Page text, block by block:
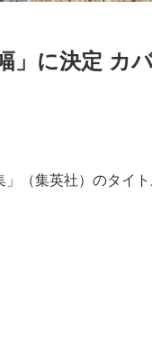
」に決定 カ
」（集英社）のタイ